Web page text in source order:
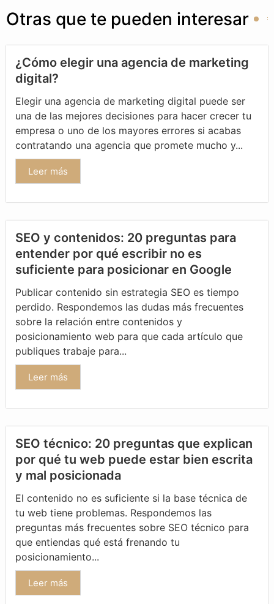
Otras que te pueden interesar
¿Cómo elegir una agencia de marketing
digital?
Elegir una agencia de marketing digital puede ser
una de las mejores decisiones para hacer crecer tu
empresa o uno de los mayores errores si acabas
contratando una agencia que promete mucho y...
Leer más
SEO y contenidos: 20 preguntas para
entender por qué escribir no es
suficiente para posicionar en Google
Publicar contenido sin estrategia SEO es tiempo
perdido. Respondemos las dudas más frecuentes
sobre la relación entre contenidos y
posicionamiento web para que cada artículo que
publiques trabaje para...
Leer más
SEO técnico: 20 preguntas que explican
por qué tu web puede estar bien escrita
y mal posicionada
El contenido no es suficiente si la base técnica de
tu web tiene problemas. Respondemos las
preguntas más frecuentes sobre SEO técnico para
que entiendas qué está frenando tu
posicionamiento...
Leer más